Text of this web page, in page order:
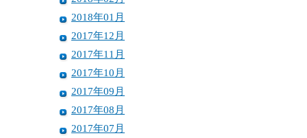
2018年01月
2017年12月
2017年11月
2017年10月
2017年09月
2017年08月
2017年07月